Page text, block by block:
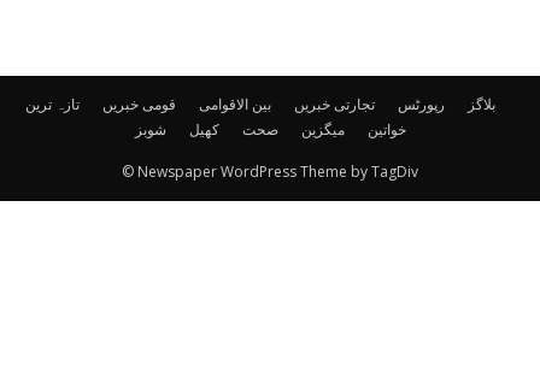
تازہ ترین قومی خبریں بین الاقوامی تجارتی خبریں رپورٹس
بلاگز
شوبز
کھیل صحت میگزین خواتین
© Newspaper WordPress Theme by TagDiv